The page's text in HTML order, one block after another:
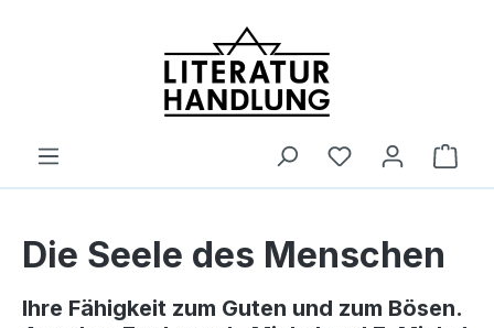
Die Seele des Menschen
Ihre Fähigkeit zum Guten und zum Bösen.